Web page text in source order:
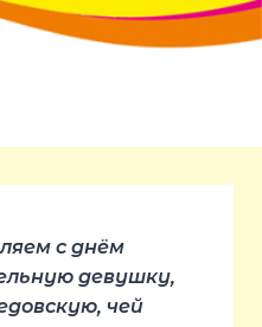
с днём
девушку,
чей